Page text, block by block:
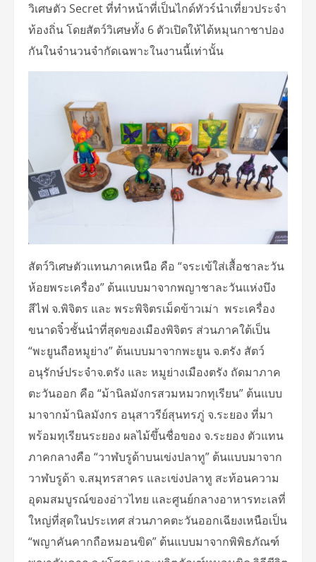
วิเศษตัว Secret ที่ทำหน้าที่เป็นไกด์ทัวร์นำเที่ยวประจำ
ท้องถิ่น โดยสัตว์วิเศษทั้ง 6 ตัวเปิดให้ได้หมุนกาชาปอง
กันในจำนวนจำกัดเฉพาะในงานนี้เท่านั้น
สัตว์วิเศษตัวแทนภาคเหนือ คือ “จระเข้ใส่เสื้อชาละวัน
ห้อยพระเครื่อง” ต้นแบบมาจากพญาชาละวันแห่งบึง
สีไฟ จ.พิจิตร และ พระพิจิตรเม็ดข้าวเม่า พระเครื่อง
ขนาดจิ๋วชั้นนำที่สุดของเมืองพิจิตร ส่วนภาคใต้เป็น
“พะยูนถือหมูย่าง” ต้นเบบมาจากพะยูน จ.ตรัง สัตว์
อนุรักษ์ประจำจ.ตรัง และ หมูย่างเมืองตรัง ถัดมาภาค
ตะวันออก คือ “ม้านิลมังกรสวมหมวกทุเรียน” ต้นแบบ
มาจากม้านิลมังกร อนุสาวรีย์สุนทรภู่ จ.ระยอง ที่มา
พร้อมทุเรียนระยอง ผลไม้ขึ้นชื่อของ จ.ระยอง ตัวแทน
ภาคกลางคือ “วาฬบรูด้าบนเข่งปลาทู” ต้นแบบมาจาก
วาฬบรูด้า จ.สมุทรสาคร และเข่งปลาทู สะท้อนความ
อุดมสมบูรณ์ของอ่าวไทย และศูนย์กลางอาหารทะเลที่
ใหญ่ที่สุดในประเทศ ส่วนภาคตะวันออกเฉียงเหนือเป็น
“พญาคันคากถือหมอนขิด” ต้นแบบมาจากพิพิธภัณฑ์